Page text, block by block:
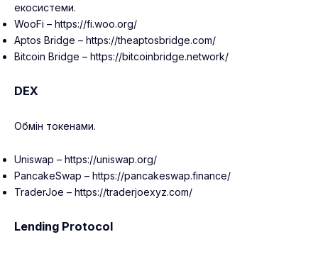
екосистеми.
WooFi – https://fi.woo.org/
Aptos Bridge – https://theaptosbridge.com/
Bitcoin Bridge – https://bitcoinbridge.network/
DEX
Обмін токенами.
Uniswap – https://uniswap.org/
PancakeSwap – https://pancakeswap.finance/
TraderJoe – https://traderjoexyz.com/
Lending Protocol